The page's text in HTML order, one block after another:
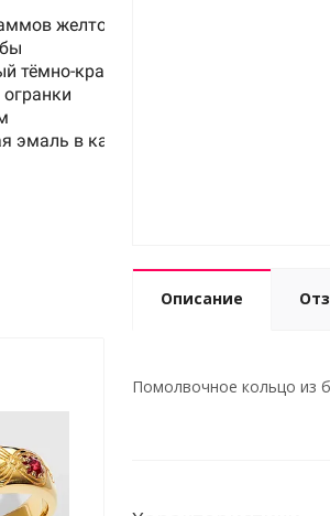
Описание
Помолвочное кольцо из